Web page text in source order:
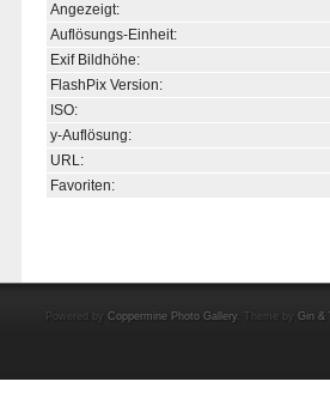
Angezeigt:
Auflösungs-Einheit:
Exif Bildhöhe:
FlashPix Version:
ISO:
y-Auflösung:
URL:
Favoriten:
Powered by Coppermine Photo Gallery. Theme by Gin &